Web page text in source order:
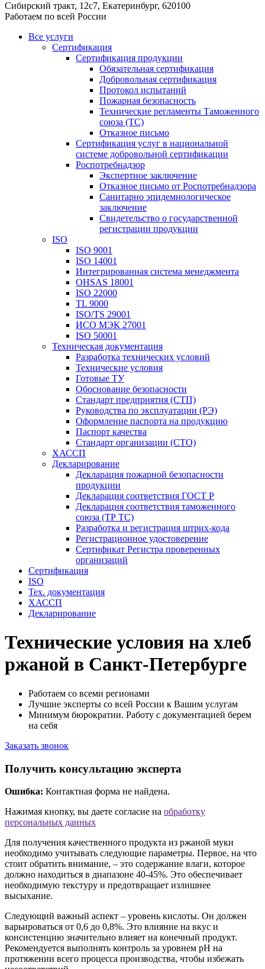
Сибирский тракт, 12с7, Екатеринбург, 620100
Работаем по всей России
Все услуги
Сертификация
Сертификация продукции
Обязательная сертификация
Добровольная сертификация
Протокол испытаний
Пожарная безопасность
Технические регламенты Таможенного
союза (ТС)
Отказное письмо
Сертификация услуг в национальной
системе добровольной сертификации
Роспотребнадзор
Экспертное заключение
Отказное письмо от Роспотребнадзора
Санитарно эпидемиологическое
заключение
Свидетельство о государственной
регистрации продукции
ISO
ISO 9001
ISO 14001
Интегрированная система менеджмента
OHSAS 18001
ISO 22000
TL 9000
ISO/TS 29001
ИСО МЭК 27001
ISO 50001
Техническая документация
Разработка технических условий
Технические условия
Готовые ТУ
Обоснование безопасности
Стандарт предприятия (СТП)
Руководства по эксплуатации (РЭ)
Оформление паспорта на продукцию
Паспорт качества
Стандарт организации (СТО)
ХАССП
Декларирование
Декларация пожарной безопасности
продукции
Декларация соответствия ГОСТ Р
Декларация соответствия таможенного
союза (ТР ТС)
Разработка и регистрация штрих-кода
Регистрационное удостоверение
Сертификат Регистра проверенных
организаций
Сертификация
ISO
Тех. документация
ХАССП
Декларирование
Технические условия на хлеб
ржаной в Санкт-Петербурге
Работаем со всеми регионами
Лучшие эксперты со всей России к Вашим услугам
Минимум бюрократии. Работу с документацией берем
на себя
Заказать звонок
Получить консультацию эксперта
Ошибка: Контактная форма не найдена.
Нажимая кнопку, вы даете согласие на обработку
персональных данных
Для получения качественного продукта из ржаной муки
необходимо учитывать следующие параметры. Первое, на что
стоит обратить внимание, – это содержание влаги, которое
должно находиться в диапазоне 40-45%. Это обеспечивает
необходимую текстуру и предотвращает излишнее
высыхание.
Следующий важный аспект – уровень кислоты. Он должен
варьироваться от 0,6 до 0,8%. Это влияние на вкус и
консистенцию значительно влияет на конечный продукт.
Рекомендуется выполнять контроль за уровнем pH на
протяжении всего процесса производства, чтобы избежать